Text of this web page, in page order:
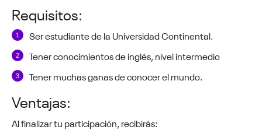
Requisitos: ​
Ser estudiante de la Universidad Continental.
Tener conocimientos de inglés, nivel intermedio
Tener muchas ganas de conocer el mundo.
Ventajas:
Al finalizar tu participación, recibirás: